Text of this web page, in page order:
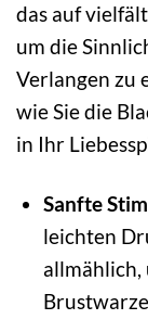
das auf
um die
Verlangen zu
wie Sie die
in Ihr
Sanfte
leichten
allmählich,